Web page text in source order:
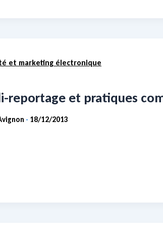
et marketing électronique
reportage et pratiques
- 18/12/2013